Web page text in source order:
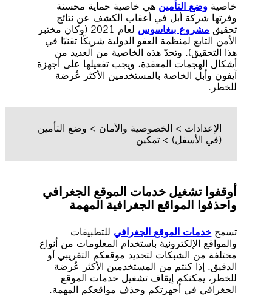
خاصية وضع التأمين هي خاصية حماية محسنة
وفرتها شركة أبل في أعقاب الكشف عن نتائج
تحقيق مشروع بيغاسوس
لعام 2021 (وكان مختبر
الأمن التابع لمنظمة العفو الدولية شريكًا تقنيًا في
هذا التحقيق). وتحدّ هذه الخاصية من العديد من
أشكال الهجمات المعقدة، ويجب تفعيلها على أجهزة
آيفون وأبل الخاصة بالمستخدمين الأكثر عُرضة
للخطر.
الإعدادات > الخصوصية والأمان > وضع التأمين
(في الأسفل) > تمكين
أوقفوا تشغيل خدمات الموقع الجغرافي
واحذفوا المواقع الجغرافية المهمة
تسمح خدمات الموقع الجغرافي للتطبيقات
والمواقع الإلكترونية باستخدام المعلومات من أنواع
مختلفة من الشبكات لتحديد موقعكم التقريبي أو
الدقيق. إذا كنتم من المستخدمين الأكثر عُرضة
للخطر، يمكنكم إيقاف تشغيل خدمات الموقع
الجغرافي في أجهزتكم وحذف مواقعكم المهمة.